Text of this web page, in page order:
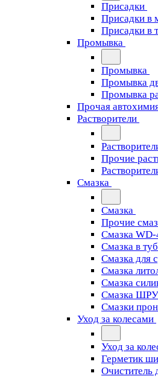
Присадки
Присадки в
Присадки в
Промывка
Промывка
Промывка
Промывка
Прочая
Растворители
Прочие
Смазка
Смазка
Прочие
Смазка WD-
Смазка в
Смазка для
Смазка
Смазка
Смазка
Смазки
Уход за колесами
Уход за
Герметик
Очиститель